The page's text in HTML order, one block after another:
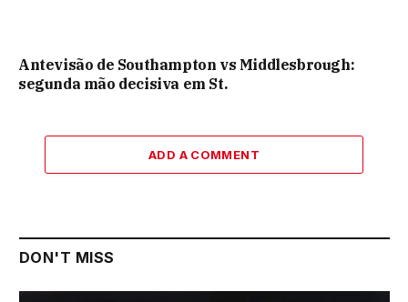
Antevisão de Southampton vs Middlesbrough:
segunda mão decisiva em St.
ADD A COMMENT
DON'T MISS